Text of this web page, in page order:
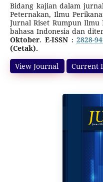
Bidang kajian dalam
Peternakan, Ilmu
Jurnal Riset Rumpun
bahasa Indonesia dan
Oktober. E-ISSN : 2828-
(Cetak).
Jurnal ini terakreditasi
Pendidikan Tinggi,
10/C/C3/DT.05.00/2025
View Journal Current